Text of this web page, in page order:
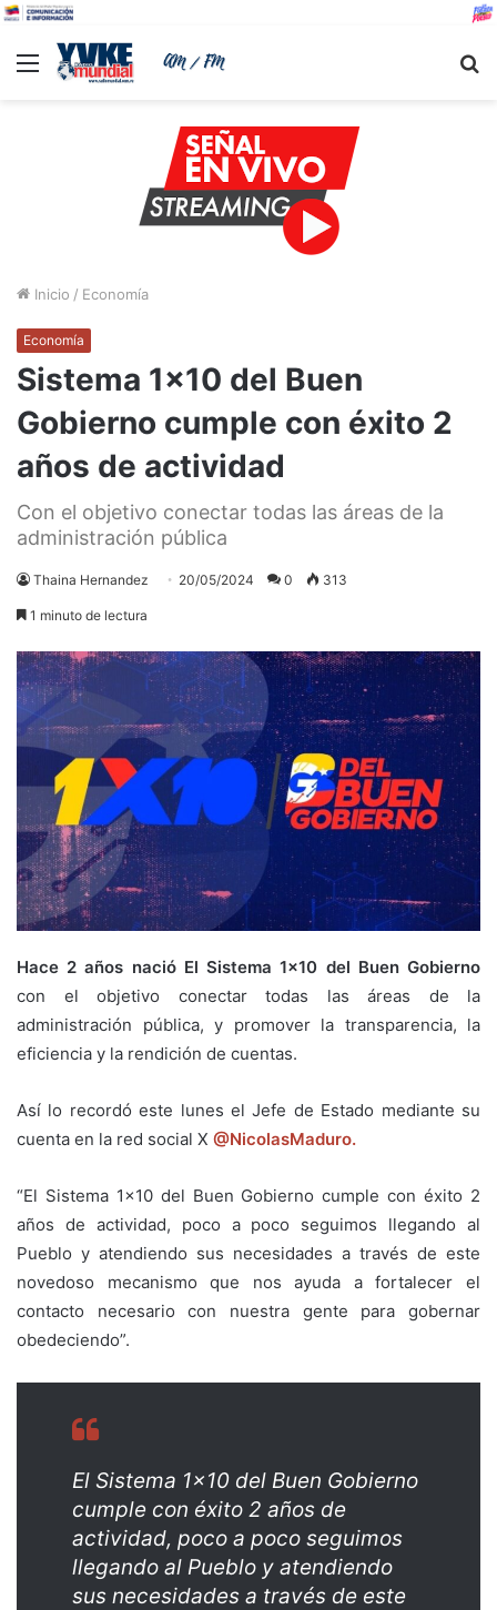
Menu
Inicio / Economía
Economía
Sistema 1×10 del Buen
Gobierno cumple con éxito 2
años de actividad
Con el objetivo conectar todas las áreas de la
administración pública
Thaina Hernandez 20/05/2024 0 313
1 minuto de lectura
Hace 2 años nació El Sistema 1×10 del Buen Gobierno
con el objetivo conectar todas las áreas de la
administración pública, y promover la transparencia, la
eficiencia y la rendición de cuentas.
Así lo recordó este lunes el Jefe de Estado mediante su
cuenta en la red social X @NicolasMaduro.
“El Sistema 1×10 del Buen Gobierno cumple con éxito 2
años de actividad, poco a poco seguimos llegando al
Pueblo y atendiendo sus necesidades a través de este
novedoso mecanismo que nos ayuda a fortalecer el
contacto necesario con nuestra gente para gobernar
obedeciendo”.
El Sistema 1×10 del Buen Gobierno
cumple con éxito 2 años de
actividad, poco a poco seguimos
llegando al Pueblo y atendiendo
sus necesidades a través de este